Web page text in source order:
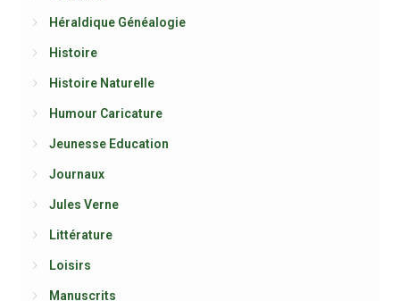
Héraldique Généalogie
Histoire
Histoire Naturelle
Humour Caricature
Jeunesse Education
Journaux
Jules Verne
Littérature
Loisirs
Manuscrits